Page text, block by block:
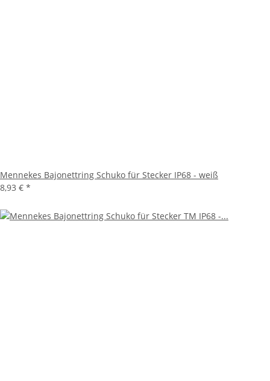
Mennekes Bajonettring Schuko für Stecker IP68 - weiß
8,93 € *